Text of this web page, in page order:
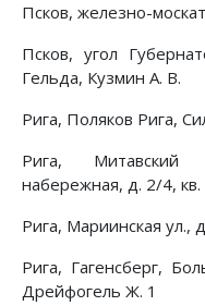
Псков, железно-
Псков, угол
Гельда, Кузмин А. В.
Рига, Поляков Рига,
Рига, Митавский
набережная, д. 2/4, кв.
Рига, Мариинская ул.,
Рига, Гагенсберг,
Дрейфогель Ж. 1